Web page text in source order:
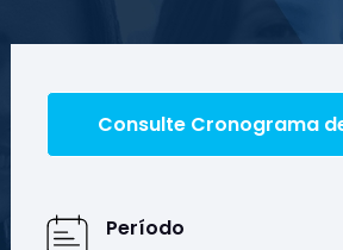
Consulte Cronograma
Período